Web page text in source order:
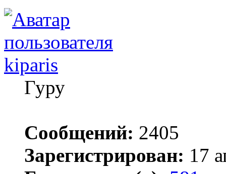
kiparis
Гуру
Сообщений: 2405
Зарегистрирован: 17